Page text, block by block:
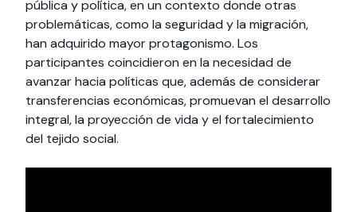
pública y política, en un contexto donde otras
problemáticas, como la seguridad y la migración,
han adquirido mayor protagonismo. Los
participantes coincidieron en la necesidad de
avanzar hacia políticas que, además de considerar
transferencias económicas, promuevan el desarrollo
integral, la proyección de vida y el fortalecimiento
del tejido social.